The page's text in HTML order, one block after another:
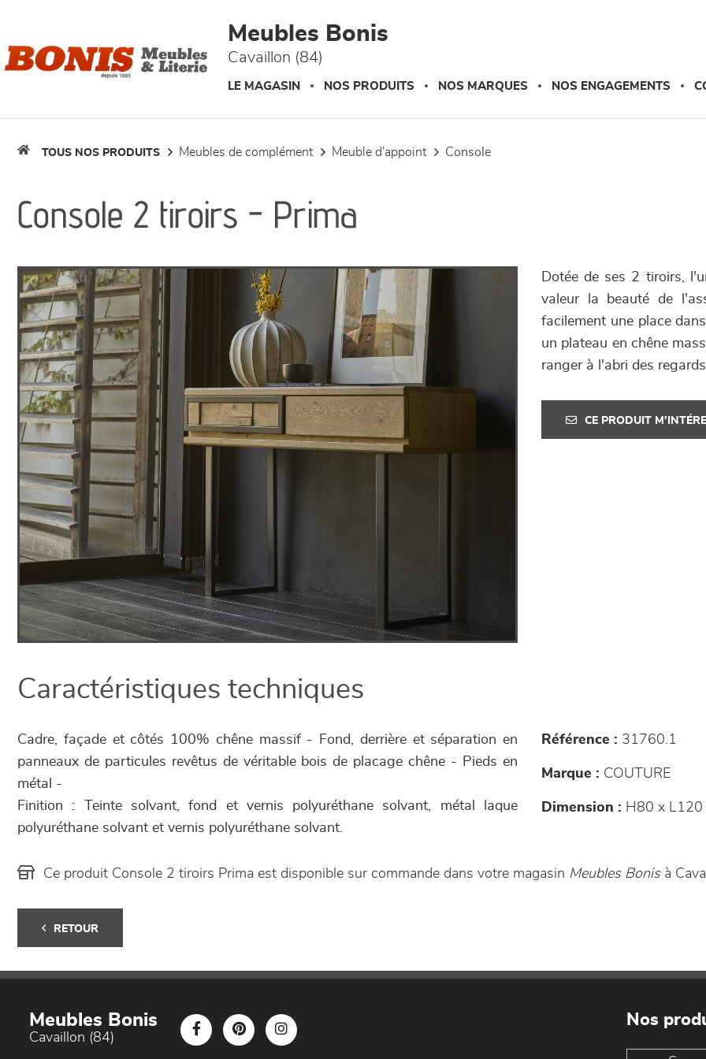
Meubles Bonis
Cavaillon (84)
LE MAGASIN NOS PRODUITS NOS MARQUES NOS ENGAGEMENTS
TOUS NOS PRODUITS meubles de complément meuble d'appoint console
Console 2 tiroirs - Prima
Dotée de ses 2 tiroirs,
valeur la beauté de
facilement une place
un plateau en chêne
ranger à l'abri des
CE PRODUIT
Caractéristiques techniques
Cadre, façade et côtés 100% chêne massif - Fond, derrière et séparation en
panneaux de particules revêtus de véritable bois de placage chêne - Pieds en
métal -
Finition : Teinte solvant, fond et vernis polyuréthane solvant, métal laque
polyuréthane solvant et vernis polyuréthane solvant.
Référence : 31760.1
Marque : COUTURE
Dimension : H80 x L120
Ce produit Console 2 tiroirs Prima est disponible sur commande dans votre magasin Meubles Bonisà
RETOUR
Meubles Bonis
Cavaillon (84)
Nos